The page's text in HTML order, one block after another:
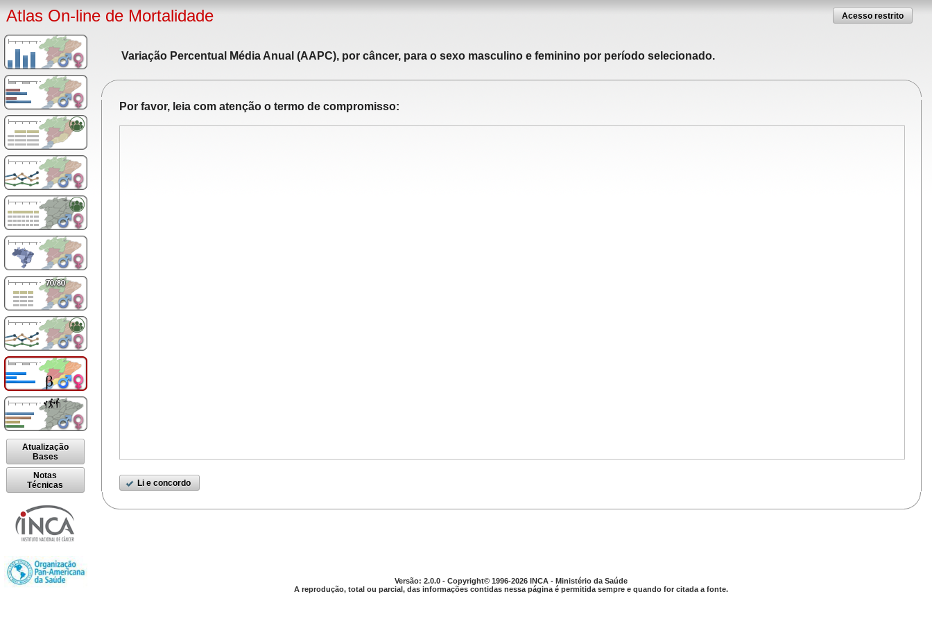
Atlas On-line de Mortalidade Acesso restrito
Atualização
Bases
Notas
Técnicas
Variação Percentual Média Anual (AAPC), por câncer, para o sexo masculino e feminino por período selecionado.
Por favor, leia com atenção o termo de compromisso:
Li e concordo
Versão: 2.0.0 - Copyright© 1996-2026 INCA - Ministério da Saúde
A reprodução, total ou parcial, das informações contidas nessa página é permitida sempre e quando for citada a fonte.